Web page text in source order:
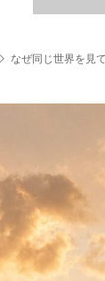
なぜ同じ世界を見